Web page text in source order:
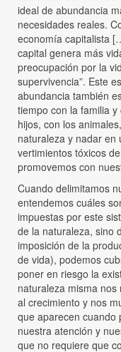
ideal de abundancia
necesidades reales.
economía capitalista
capital genera más
preocupación por la
supervivencia”. Este
abundancia también
tiempo con la familia
hijos, con los
naturaleza y nadar
vertimientos tóxicos
promovemos con
Cuando delimitamos
entendemos cuáles
impuestas por este
de la naturaleza, sino
imposición de la
de vida), podemos
poner en riesgo la
naturaleza misma
al crecimiento y nos
que aparecen cuando
nuestra atención y
que no requiere que